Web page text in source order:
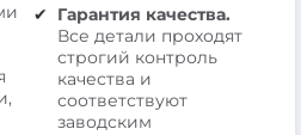
Гарантия качества.
Все детали проходят
строгий контроль
качества и
соответствуют
заводским